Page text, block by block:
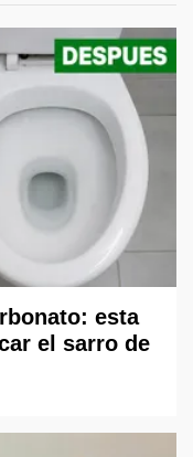
esta
el sarro de